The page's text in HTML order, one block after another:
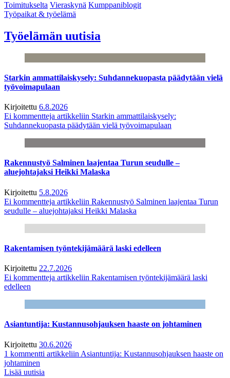
Toimitukselta Vieraskynä Kumppaniblogit
Työpaikat & työelämä
Työelämän uutisia
Starkin ammattilaiskysely: Suhdannekuopasta päädytään vielä
työvoimapulaan
Kirjoitettu 6.8.2026
Ei kommentteja artikkeliin Starkin ammattilaiskysely:
Suhdannekuopasta päädytään vielä työvoimapulaan
Rakennustyö Salminen laajentaa Turun seudulle –
aluejohtajaksi Heikki Malaska
Kirjoitettu 5.8.2026
Ei kommentteja artikkeliin Rakennustyö Salminen laajentaa Turun
seudulle – aluejohtajaksi Heikki Malaska
Rakentamisen työntekijämäärä laski edelleen
Kirjoitettu 22.7.2026
Ei kommentteja artikkeliin Rakentamisen työntekijämäärä laski
edelleen
Asiantuntija: Kustannusohjauksen haaste on johtaminen
Kirjoitettu 30.6.2026
1 kommentti artikkeliin Asiantuntija: Kustannusohjauksen haaste on
johtaminen
Lisää uutisia